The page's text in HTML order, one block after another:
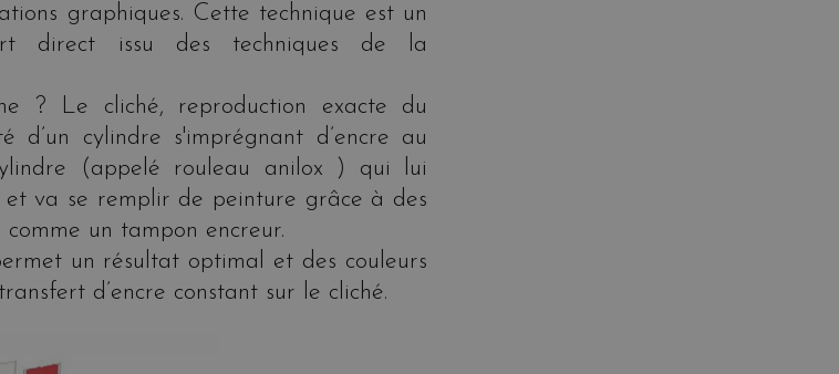
graphiques. Cette technique est un
direct issu des techniques de la
? Le cliché, reproduction exacte du
d’un cylindre s'imprégnant d’encre au
(appelé rouleau anilox ) qui lui
va se remplir de peinture grâce à des
comme un tampon encreur.
un résultat optimal et des couleurs
d’encre constant sur le cliché.